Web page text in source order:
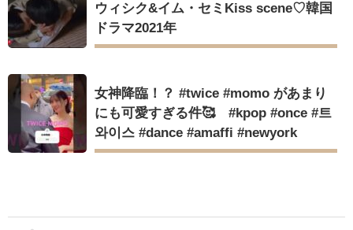
ウィシク&イム・セミKiss scene♡韓国
ドラマ2021年
女神降臨！？ #twice #momo があまり
にも可愛すぎる件🥰 #kpop #once #트
와이스 #dance #amaffi #newyork